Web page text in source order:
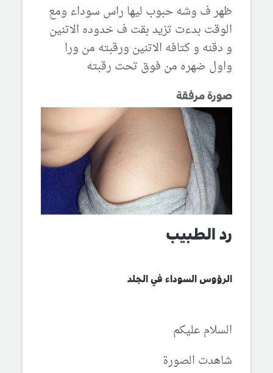
ظهر ف وشه حبوب ليها راس سوداء ومع
الوقت بدءت تزيد بقت ف خدوده الاتنين
و دقنه و كتافه الاتنين ورقبته من ورا
واول ضهره من فوق تحت رقبته
صورة مرفقة
رد الطبيب
الرؤوس السوداء في الجلد
السلام عليكم
شاهدت الصورة